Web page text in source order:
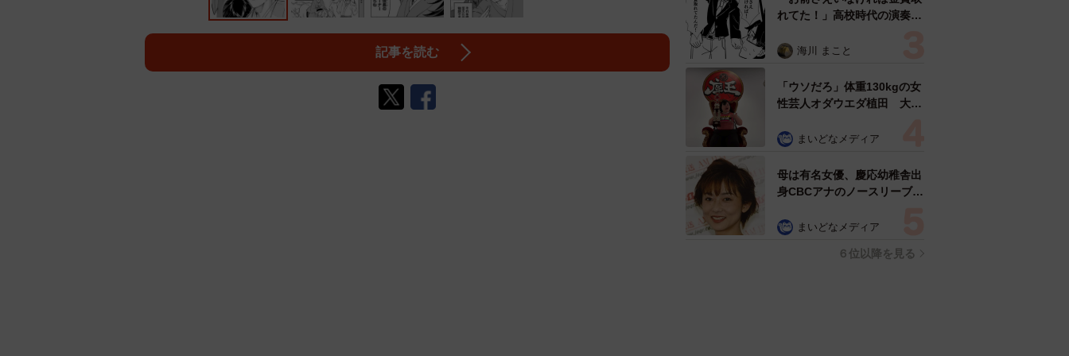
記事を読む
れてた！」高校時代の演奏会
生は楽器修理職人に 10年後
ぬ申し出【漫画】
海川 まこと
「ウソだろ」体重130kgの女
性芸人オダウエダ植田 大学
で」 まいどなメディア
母は有名女優、慶応幼稚舎出
身CBCアナのノースリーブ姿
る」「天使の笑顔」
まいどなメディア
６位以降を見る